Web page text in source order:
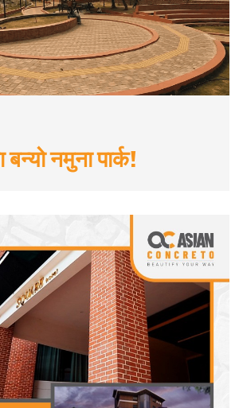
बन्यो नमुना पार्क!